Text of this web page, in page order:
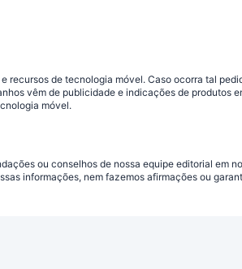
de tecnologia móvel. Caso ocorra tal
vêm de publicidade e indicações de produtos
móvel.
ou conselhos de nossa equipe editorial em
informações, nem fazemos afirmações ou